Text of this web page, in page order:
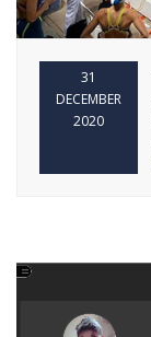
31
DECEMBER
2020